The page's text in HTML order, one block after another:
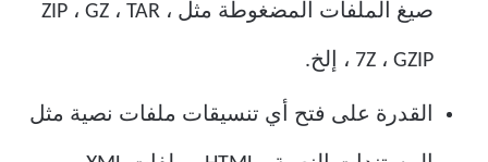
صيغ الملفات المضغوطة مثل ZIP ، GZ ، TAR ،
7Z ، GZIP ، إلخ.
القدرة على فتح أي تنسيقات ملفات نصية مثل